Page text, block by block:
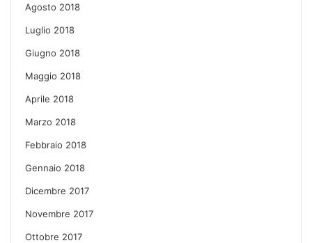
Agosto 2018
Luglio 2018
Giugno 2018
Maggio 2018
Aprile 2018
Marzo 2018
Febbraio 2018
Gennaio 2018
Dicembre 2017
Novembre 2017
Ottobre 2017